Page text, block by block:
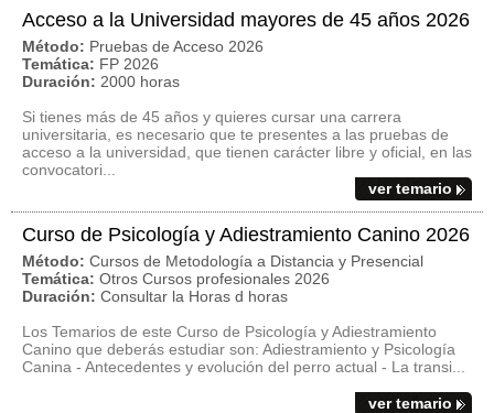
Acceso a la Universidad mayores de 45 años 2026
Método: Pruebas de Acceso 2026
Temática: FP 2026
Duración: 2000 horas
Si tienes más de 45 años y quieres cursar una carrera
universitaria, es necesario que te presentes a las pruebas de
acceso a la universidad, que tienen carácter libre y oficial, en las
convocatori...
ver temario
Curso de Psicología y Adiestramiento Canino 2026
Método: Cursos de Metodología a Distancia y Presencial
Temática: Otros Cursos profesionales 2026
Duración: Consultar la Horas d horas
Los Temarios de este Curso de Psicología y Adiestramiento
Canino que deberás estudiar son: Adiestramiento y Psicología
Canina - Antecedentes y evolución del perro actual - La transi...
ver temario